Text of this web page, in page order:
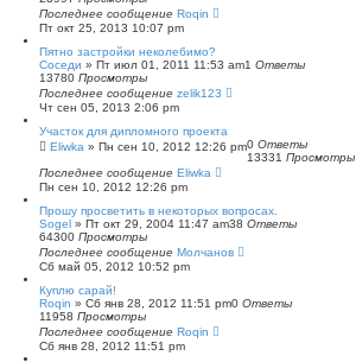
Последнее сообщение Roqin
Пт окт 25, 2013 10:07 pm
Пятно застройки неколебимо?
Соседи » Пт июл 01, 2011 11:53 am1 Ответы
13780 Просмотры
Последнее сообщение zelik123
Чт сен 05, 2013 2:06 pm
Участок для дипломного проекта
Eliwka » Пн сен 10, 2012 12:26 pm0 Ответы
13331 Просмотры
Последнее сообщение Eliwka
Пн сен 10, 2012 12:26 pm
Прошу просветить в некоторых вопросах.
Sogel » Пт окт 29, 2004 11:47 am38 Ответы
64300 Просмотры
Последнее сообщение Молчанов
Сб май 05, 2012 10:52 pm
Куплю сарай!
Roqin » Сб янв 28, 2012 11:51 pm0 Ответы
11958 Просмотры
Последнее сообщение Roqin
Сб янв 28, 2012 11:51 pm